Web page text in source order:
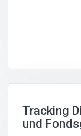
Tracking
und